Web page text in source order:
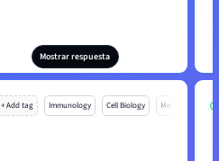
Mostrar respuesta
+ Add tag Immunology Cell Biology Mo